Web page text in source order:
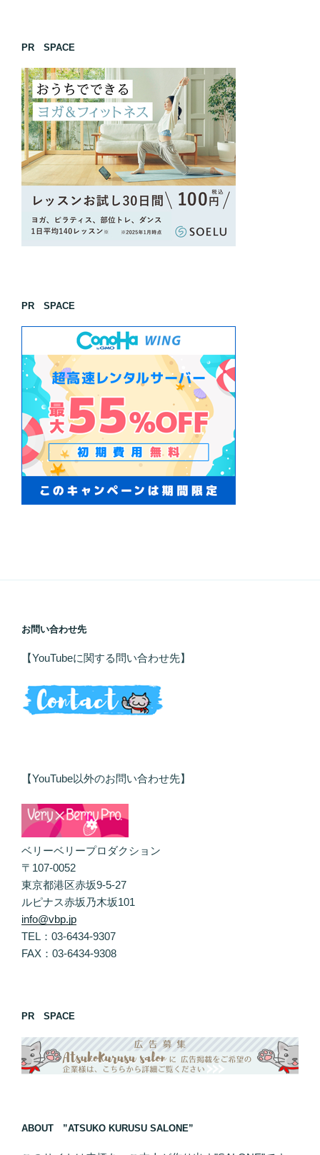
PR SPACE
PR SPACE
お問い合わせ先
【YouTubeに関する問い合わせ先】
【YouTube以外のお問い合わせ先】
ベリーベリープロダクション
〒107-0052
東京都港区赤坂9-5-27
ルピナス赤坂乃木坂101
info@vbp.jp
TEL：03-6434-9307
FAX：03-6434-9308
PR SPACE
ABOUT ”ATSUKO KURUSU SALONE”